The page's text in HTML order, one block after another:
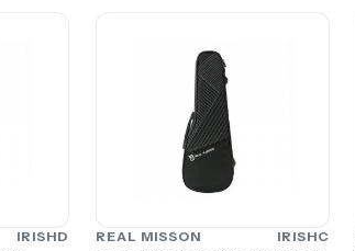
IRISHD REAL MISSON IRISHC